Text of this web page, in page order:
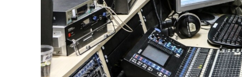
İSLAM VƏ DEMOKRATIYA
İZ - MƏDƏNIYYƏT PROQRAMI
PEŞƏ ETIKASI VƏ JURNALISTIKA
STANDARTLARIMIZ
MATERIALLARIMIZDAN ISTIFADƏ
AZADLIQRADIOSU MOBIL TELEFONUNUZDA